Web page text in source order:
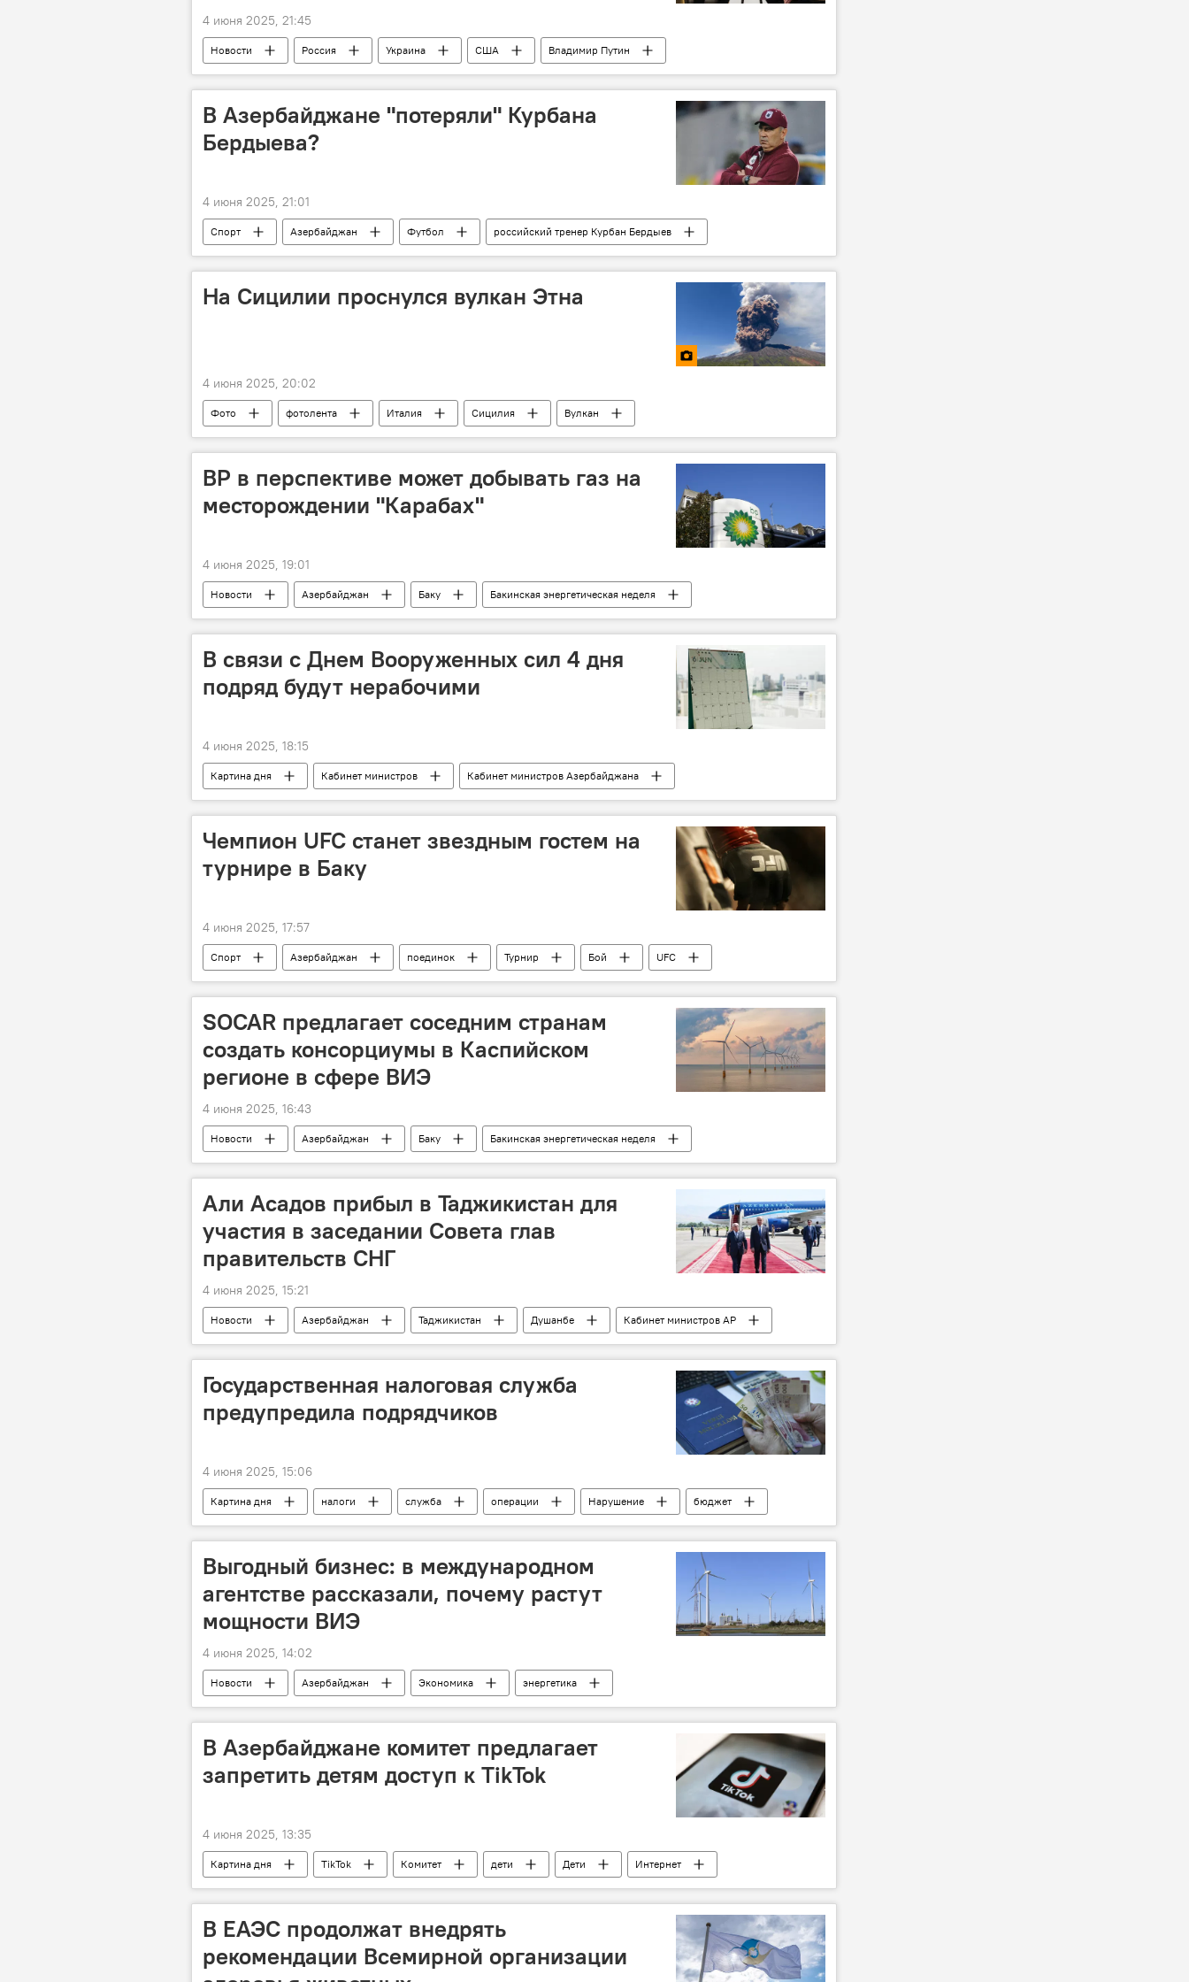
4 июня 2025, 21:45
Новости Россия Украина США
Владимир Путин
Дональд Трамп
Телефонный разговор Помощник президента РФ Юрий Ушаков
В Азербайджане "потеряли" Курбана
Бердыева?
4 июня 2025, 21:01
Спорт Азербайджан Футбол
российский тренер Курбан Бердыев
ФК "Туран-Товуз"
главный тренер наставник уход Отставка
На Сицилии проснулся вулкан Этна
4 июня 2025, 20:02
Фото фотолента Италия Сицилия
Вулкан
Извержение вулкана
Выброс Выброс газа пепел
BP в перспективе может добывать газ на
месторождении "Карабах"
4 июня 2025, 19:01
Новости Азербайджан Баку
Бакинская энергетическая неделя
Экономика
энергетика Добыча нефти
месторождение "Бибиэйбат"
В связи с Днем Вооруженных сил 4 дня
подряд будут нерабочими
4 июня 2025, 18:15
Картина дня Кабинет министров
Кабинет министров Азербайджана
Кабинет министров АР
Нерабочие дни нерабочий день
Чемпион UFC станет звездным гостем на
турнире в Баку
4 июня 2025, 17:57
Спорт Азербайджан поединок Турнир Бой
UFC
ММА
Рафаэль Физиев Соревнования Баку
SOCAR предлагает соседним странам
создать консорциумы в Каспийском
регионе в сфере ВИЭ
4 июня 2025, 16:43
Новости Азербайджан Баку
Бакинская энергетическая неделя
Экономика
энергетика Альтернативная энергетика
возобновляемая энергия
Али Асадов прибыл в Таджикистан для
участия в заседании Совета глав
правительств СНГ
4 июня 2025, 15:21
Новости Азербайджан Таджикистан Душанбе
Кабинет министров АР
Али Асадов
Визит СНГ Межпарламентская ассамблея СНГ
Государственная налоговая служба
предупредила подрядчиков
4 июня 2025, 15:06
Картина дня налоги служба операции Нарушение
бюджет
государственный бюджет
подрядчик
Выгодный бизнес: в международном
агентстве рассказали, почему растут
мощности ВИЭ
4 июня 2025, 14:02
Новости Азербайджан Экономика
энергетика
возобновляемая энергия
ВИЭ Мощность Рост
"зеленая энергетика"
В Азербайджане комитет предлагает
запретить детям доступ к TikTok
4 июня 2025, 13:35
Картина дня TikTok Комитет дети Дети
Интернет
Опрос
В ЕАЭС продолжат внедрять
рекомендации Всемирной организации